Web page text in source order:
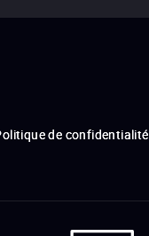
de confidentialité